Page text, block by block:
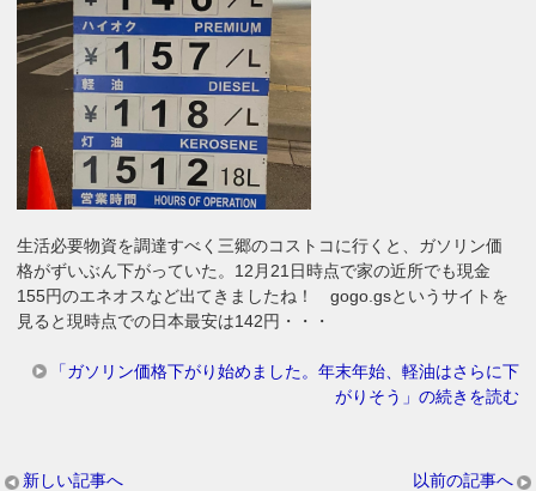
生活必要物資を調達すべく三郷のコストコに行くと、ガソリン価
格がずいぶん下がっていた。12月21日時点で家の近所でも現金
155円のエネオスなど出てきましたね！ gogo.gsというサイトを
見ると現時点での日本最安は142円・・・
「ガソリン価格下がり始めました。年末年始、軽油はさらに下
がりそう」の続きを読む
以前の記事へ
新しい記事へ